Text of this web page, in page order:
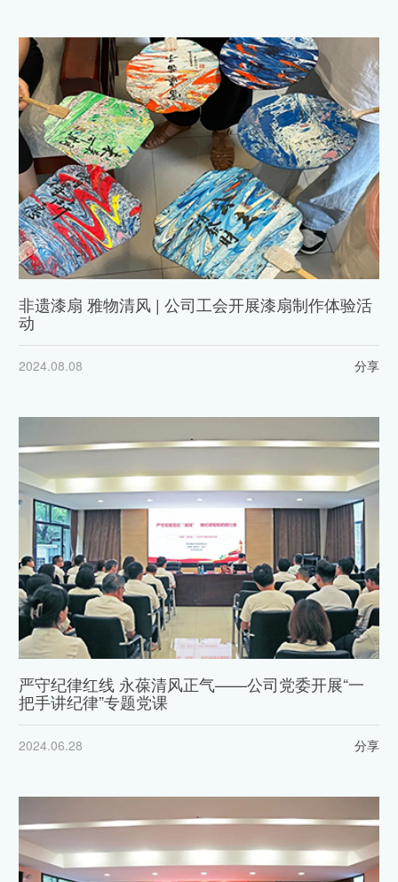
非遗漆扇 雅物清风 | 公司工会开展漆扇制作体验活
动
2024.08.08 分享
严守纪律红线 永葆清风正气——公司党委开展“一
把手讲纪律”专题党课
2024.06.28 分享